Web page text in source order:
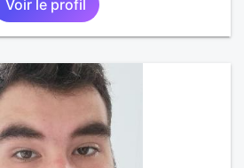
Voir le profil